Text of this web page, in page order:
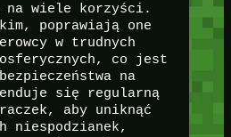
na wiele korzyści.
poprawiają one
w trudnych
co jest
na
się regularną
aby uniknąć
niespodzianek,